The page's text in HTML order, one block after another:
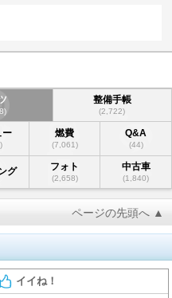
整備手帳
(2,722)
ー 燃費
(7,061)
Q&A
(44)
グ フォト
(2,658)
中古車
(1,840)
ページの先頭へ ▲
イイね！